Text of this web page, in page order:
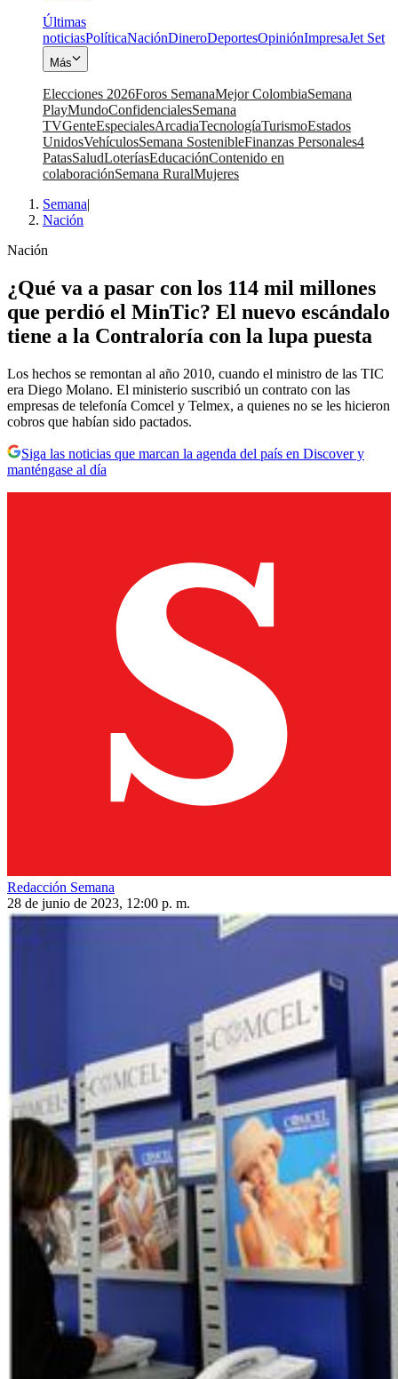
Últimas
noticiasPolíticaNaciónDineroDeportesOpiniónImpresaJet Set
Más
Elecciones 2026Foros SemanaMejor ColombiaSemana
PlayMundoConfidencialesSemana
TVGenteEspecialesArcadiaTecnologíaTurismoEstados
UnidosVehículosSemana SostenibleFinanzas Personales4
PatasSaludLoteríasEducaciónContenido en
colaboraciónSemana RuralMujeres
Semana|
Nación
Nación
¿Qué va a pasar con los 114 mil millones
que perdió el MinTic? El nuevo escándalo
tiene a la Contraloría con la lupa puesta
Los hechos se remontan al año 2010, cuando el ministro de las TIC
era Diego Molano. El ministerio suscribió un contrato con las
empresas de telefonía Comcel y Telmex, a quienes no se les hicieron
cobros que habían sido pactados.
Siga las noticias que marcan la agenda del país en Discover y
manténgase al día
Redacción Semana
28 de junio de 2023, 12:00 p. m.